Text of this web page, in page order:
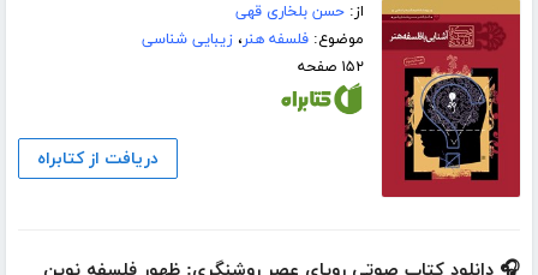
از:حسن بلخاری قهی
موضوع:فلسفه هنر،زیبایی شناسی
۱۵۲ صفحه
دریافت از کتابراه